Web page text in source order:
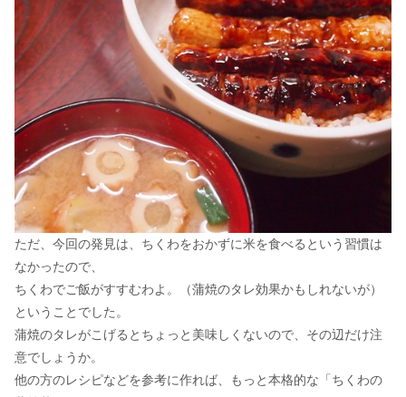
ただ、今回の発見は、ちくわをおかずに米を食べるという習慣は
なかったので、
ちくわでご飯がすすむわよ。（蒲焼のタレ効果かもしれないが）
ということでした。
蒲焼のタレがこげるとちょっと美味しくないので、その辺だけ注
意でしょうか。
他の方のレシピなどを参考に作れば、もっと本格的な「ちくわの